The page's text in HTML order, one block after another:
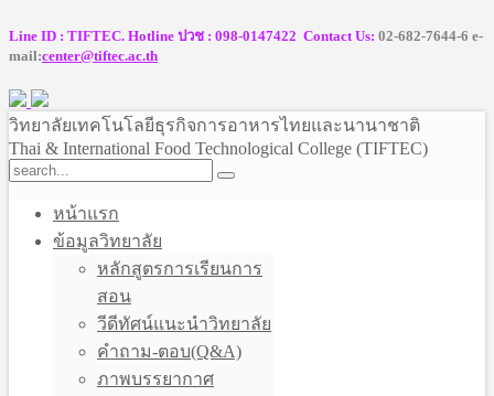
Line ID : TIFTEC. Hotline ปวช : 098-0147422 Contact Us: 02-682-7644-6 e-
mail:center@tiftec.ac.th
วิทยาลัยเทคโนโลยีธุรกิจการอาหารไทยและนานาชาติ
Thai & International Food Technological College (TIFTEC)
หน้าแรก
ข้อมูลวิทยาลัย
หลักสูตรการเรียนการ
สอน
วีดีทัศน์แนะนำวิทยาลัย
คำถาม-ตอบ(Q&A)
ภาพบรรยากาศ